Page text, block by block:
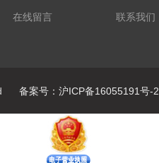
在线留言 联系我们
备案号：沪ICP备16055191号-2